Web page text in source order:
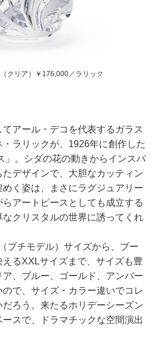
クリア）￥176,000／ラリック
アール・デコを代表するガラス
ラリックが、1926年に創作した
」。シダの花の動きからインスパ
デザインで、大胆なカッティン
く姿は、まさにラグジュアリー
アートピースとしても成立する
クリスタルの世界に誘ってくれ
プチモデル）サイズから、ブー
るXXLサイズまで、サイズも豊
、ブルー、ゴールド、アンバー
で、サイズ・カラー違いでコレ
ろう。来たるホリデーシーズン
スで、ドラマチックな空間演出